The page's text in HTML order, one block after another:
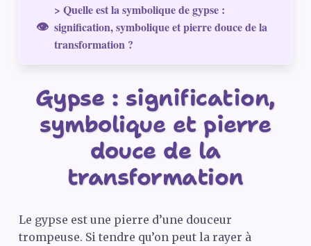
> Quelle est la symbolique de gypse :
signification, symbolique et pierre douce de la
transformation ?
Gypse : signification,
symbolique et pierre
douce de la
transformation
Le gypse est une pierre d’une douceur
trompeuse. Si tendre qu’on peut la rayer à